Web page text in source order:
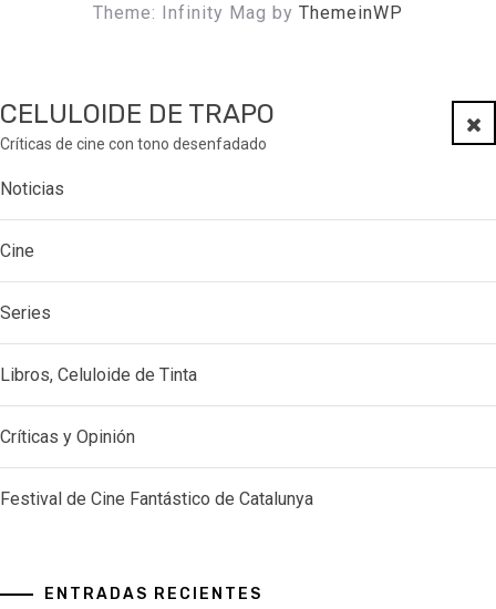
Theme: Infinity Mag by ThemeinWP
CELULOIDE DE TRAPO
Críticas de cine con tono desenfadado
Noticias
Cine
Series
Libros, Celuloide de Tinta
Críticas y Opinión
Festival de Cine Fantástico de Catalunya
ENTRADAS RECIENTES